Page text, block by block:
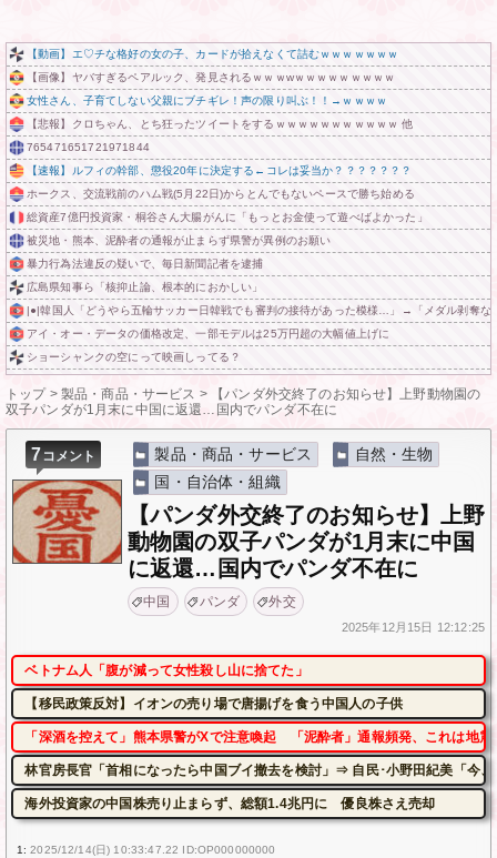
【動画】エ♡チな格好の女の子、カードが拾えなくて詰むｗｗｗｗｗｗｗ
【画像】ヤバすぎるペアルック、発見されるｗｗｗwｗｗｗｗｗｗｗｗｗ
女性さん、子育てしない父親にブチギレ！声の限り叫ぶ！！→ｗｗｗｗ
【悲報】クロちゃん、とち狂ったツイートをするｗｗｗｗｗｗｗｗｗｗｗ 他
765471651721971844
【速報】ルフィの幹部、懲役20年に決定する←コレは妥当か？？？？？？？
ホークス、交流戦前のハム戦(5月22日)からとんでもないペースで勝ち始める
総資産7億円投資家・桐谷さん大腸がんに「もっとお金使って遊べばよかった」
被災地・熊本、泥酔者の通報が止まらず県警が異例のお願い
暴力行為法違反の疑いで、毎日新聞記者を逮捕
広島県知事ら「核抑止論、根本的におかしい」
|●|韓国人「どうやら五輪サッカー日韓戦でも審判の接待があった模様…」→「メダル剥奪な
アイ・オー・データの価格改定、一部モデルは25万円超の大幅値上げに
ショーシャンクの空にって映画しってる？
トップ> 製品・商品・サービス >
【パンダ外交終了のお知らせ】上野動物園の
双子パンダが1月末に中国に返還…国内でパンダ不在に
7コメント 製品・商品・サービス
自然・生物
国・自治体・組織
【パンダ外交終了のお知らせ】上野
動物園の双子パンダが1月末に中国
に返還…国内でパンダ不在に
中国 パンダ 外交
2025年12月15日 12:12:25
ベトナム人「腹が減って女性殺し山に捨てた」
【移民政策反対】イオンの売り場で唐揚げを食う中国人の子供
「深酒を控えて」熊本県警がXで注意喚起 「泥酔者」通報頻発、これは地震
林官房長官「首相になったら中国ブイ撤去を検討」⇒ 自民･小野田紀美「今
海外投資家の中国株売り止まらず、総額1.4兆円に 優良株さえ売却
1: 2025/12/14(日) 10:33:47.22 ID:OP000000000